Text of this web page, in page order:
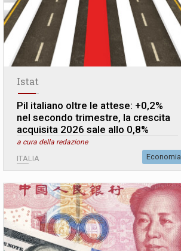
Istat
Pil italiano oltre le attese: +0,2%
nel secondo trimestre, la crescita
acquisita 2026 sale allo 0,8%
a cura della redazione
ITALIA Economia